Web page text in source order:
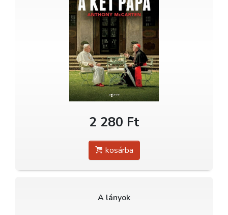
2 280 Ft
kosárba
A lányok